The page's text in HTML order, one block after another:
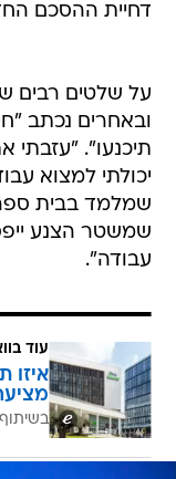
דחיית ההסכם
על שלטים רבים
ובאחרים נכתב
תיכנעו". "עזבתי
שמלמד בבית ספר
שמשטר הצנע
עבודה".
עוד
איזו